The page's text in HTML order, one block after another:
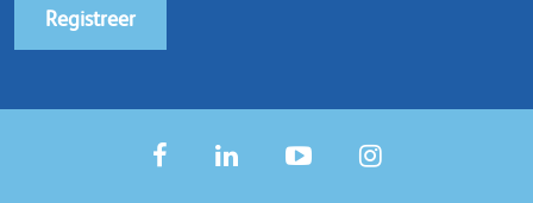
Registreer